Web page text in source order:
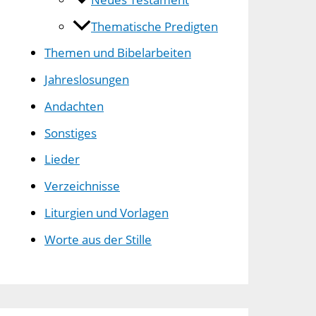
Thematische Predigten
Themen und Bibelarbeiten
Jahreslosungen
Andachten
Sonstiges
Lieder
Verzeichnisse
Liturgien und Vorlagen
Worte aus der Stille